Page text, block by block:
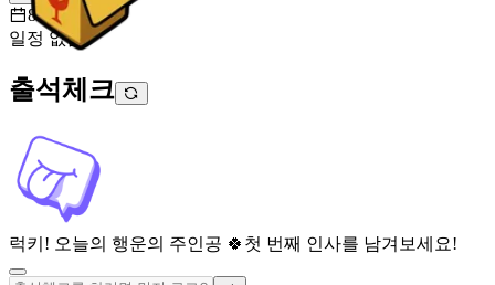
8월 9일 [일]
일정 없음
출석체크
럭키! 오늘의 행운의 주인공 🍀 첫 번째 인사를 남겨보세요!